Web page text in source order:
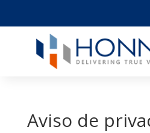
Aviso de